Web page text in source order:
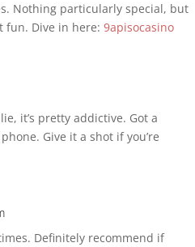
Nothing particularly special, but
fun. Dive in here: 9apisocasino
it’s pretty addictive. Got a
Give it a shot if you’re
Definitely recommend if